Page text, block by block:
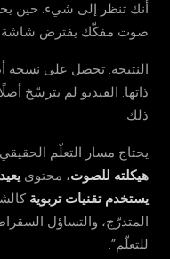
أنك تنظر إلى شيء. حين
صوت مفكّك يفترض شاشة
النتيجة: تحصل على نسخة
ذاتها. الفيديو لم يترسّخ
ذلك.
يحتاج مسار التعلّم
هيكلته للصوت، محتوى
يستخدم تقنيات تربوية
المتدرّج، والتساؤل
للتعلّم”.